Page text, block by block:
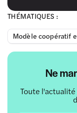
THÉMATIQUES :
Modèle coopératif
Ne
Toute